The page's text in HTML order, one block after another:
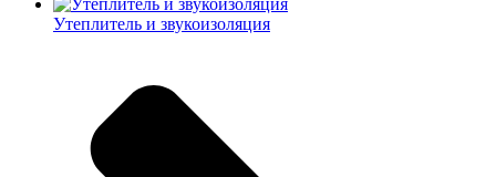
Утеплитель и звукоизоляция